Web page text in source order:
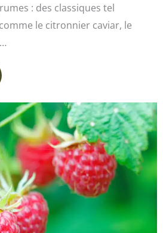
: des classiques tel
le citronnier caviar, le